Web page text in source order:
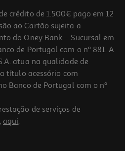
crédito de 1.500€ pago em 12
ao Cartão sujeita a
do Oney Bank – Sucursal em
de Portugal com o nº 881. A
atua na qualidade de
título acessório com
Banco de Portugal com o nº
de serviços de
aqui.